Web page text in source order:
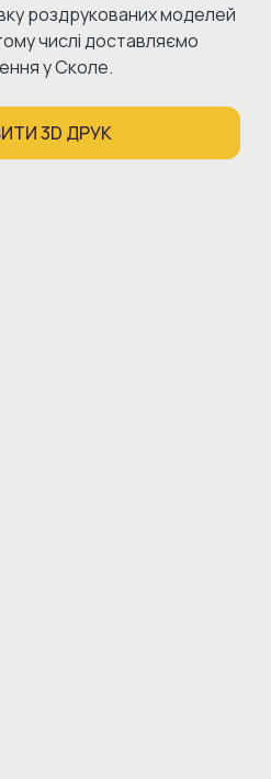
роздрукованих моделей
числі доставляємо
у Сколе.
3D ДРУК